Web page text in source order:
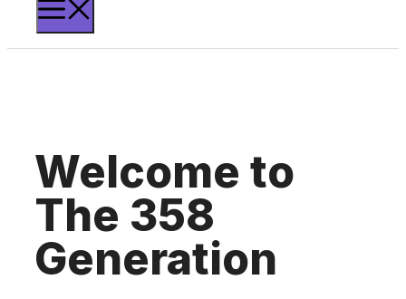
Welcome to
The 358
Generation